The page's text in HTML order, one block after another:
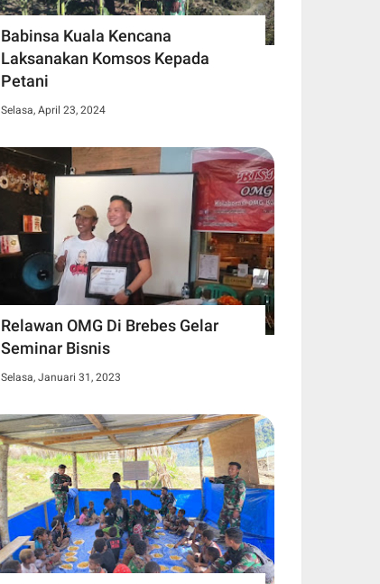
Babinsa Kuala Kencana
Laksanakan Komsos Kepada
Petani
Selasa, April 23, 2024
Relawan OMG Di Brebes Gelar
Seminar Bisnis
Selasa, Januari 31, 2023